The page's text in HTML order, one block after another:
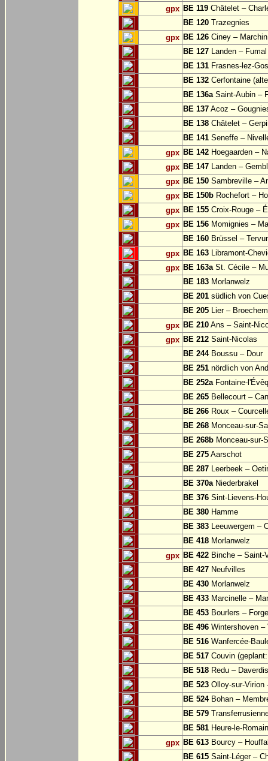
gpx BE 119 Châtelet –
BE 120 Trazegnies
gpx BE 126 Ciney – Marchin
BE 127 Landen – Fumal
BE 131 Frasnes-lez-
BE 132 Cerfontaine
BE 136aSaint-Aubin –
BE 137 Acoz –
BE 138 Châtelet –
BE 141 Seneffe –
gpx BE 142 Hoegaarden –
gpx BE 147 Landen –
gpx BE 150 Sambreville –
gpx BE 150b Rochefort –
gpx BE 155 Croix-Rouge –
gpx BE 156 Momignies –
BE 160 Brüssel –
gpx BE 163 Libramont-
gpx BE 163aSt. Cécile –
BE 183 Morlanwelz
BE 201 südlich von
BE 205 Lier – Broechem
gpx BE 210 Ans – Saint-
gpx BE 212 Saint-Nicolas
BE 244Boussu – Dour
BE 251 nördlich von
BE 252aFontaine-
BE 265 Bellecourt –
BE 266 Roux –
BE 268 Monceau-sur-
BE 268b Monceau-sur-
BE 275 Aarschot
BE 287 Leerbeek –
BE 370aNiederbrakel
BE 376 Sint-Lievens-
BE 380 Hamme
BE 383 Leeuwergem –
BE 418 Morlanwelz
gpx BE 422 Binche – Saint-
BE 427 Neufvilles
BE 430 Morlanwelz
BE 433 Marcinelle –
BE 453 Bourlers –
BE 496 Wintershoven –
BE 516 Wanfercée-
BE 517 Couvin
BE 518 Redu –
BE 523 Olloy-sur-Virion
BE 524Bohan –
BE 579
BE 581 Heure-le-
gpx BE 613 Bourcy –
BE 615 Saint-Léger –